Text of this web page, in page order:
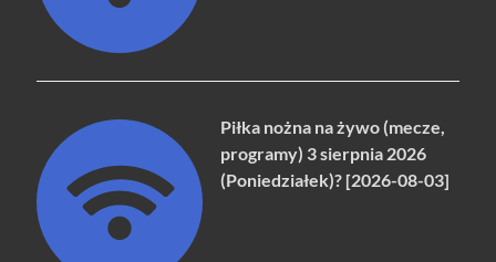
Piłka nożna na żywo (mecze,
programy) 3 sierpnia 2026
(Poniedziałek)? [2026-08-03]